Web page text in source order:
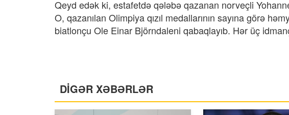
Qeyd edək ki, estafetdə qələbə qazanan norveçli
O, qazanılan Olimpiya qızıl medallarının sayına görə
biatlonçu Ole Einar Björndaleni qabaqlayıb. Hər üç
DİGƏR XƏBƏRLƏR